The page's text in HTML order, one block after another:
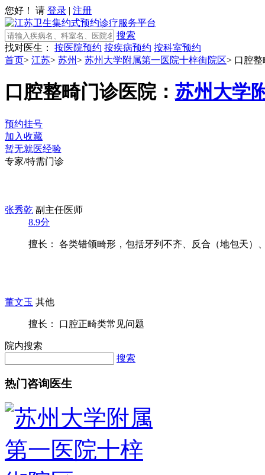
您好！ 请 登录 | 注册
搜索
找对医生：
按医院预约 按疾病预约 按科室预约
首页> 江苏> 苏州> 苏州大学附属第一医院十梓街院区> 口腔
口腔整畸门诊医院： 苏州大学
预约挂号
加入收藏
暂无就医经验
专家/特需门诊
张秀乾 副主任医师
8.9分
擅长： 各类错颌畸形，包括牙列不齐、反合（地包天）
董文玉 其他
擅长： 口腔正畸类常见问题
院内搜索
搜索
热门咨询医生